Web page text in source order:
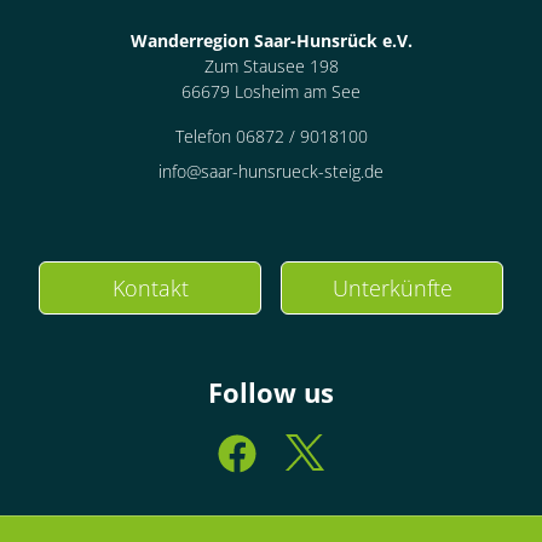
Wanderregion Saar-Hunsrück e.V.
Zum Stausee 198
66679 Losheim am See
Telefon 06872 / 9018100
info@saar-hunsrueck-steig.de
Kontakt Unterkünfte
Follow us